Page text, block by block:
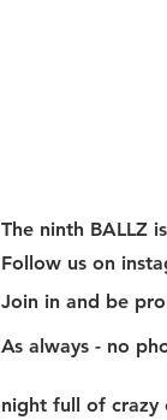
The ninth BALLZ
Follow us on
Join in and be
As always - no
night full of crazy